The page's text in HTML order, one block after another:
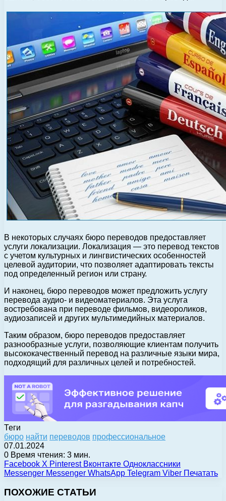
В некоторых случаях бюро переводов предоставляет
услуги локализации. Локализация — это перевод текстов
с учетом культурных и лингвистических особенностей
целевой аудитории, что позволяет адаптировать тексты
под определенный регион или страну.
И наконец, бюро переводов может предложить услугу
перевода аудио- и видеоматериалов. Эта услуга
востребована при переводе фильмов, видеороликов,
аудиозаписей и других мультимедийных материалов.
Таким образом, бюро переводов предоставляет
разнообразные услуги, позволяющие клиентам получить
высококачественный перевод на различные языки мира,
подходящий для различных целей и потребностей.
Теги
бюро найти переводов профессиональное
07.01.2024
0 Время чтения: 3 мин.
Facebook X Pinterest Вконтакте Одноклассники
Messenger Messenger WhatsApp Telegram Viber Печатать
ПОХОЖИЕ СТАТЬИ